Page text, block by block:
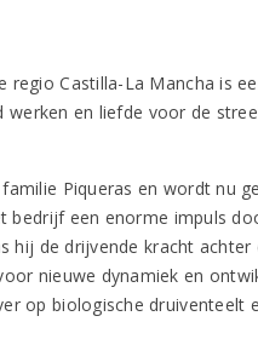
regio Castilla-La Mancha is
werken en liefde voor de
Piqueras en wordt nu
bedrijf een enorme impuls
hij de drijvende kracht
nieuwe dynamiek en
op biologische druiventeelt